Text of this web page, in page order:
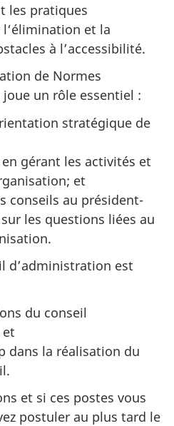
les pratiques
et la
à l’accessibilité.
de Normes
joue un rôle essentiel :
stratégique de
gérant les activités et
et
conseils au président-
les questions liées au
d’administration est
du conseil
dans la réalisation du
et si ces postes vous
postuler au plus tard le